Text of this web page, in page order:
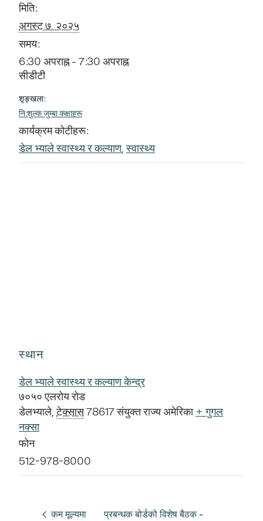
मिति:
अगस्ट ७, २०२५
समय:
6:30 अपराह्न - 7:30 अपराह्न
सीडीटी
शृङ्खला:
नि:शुल्क जुम्बा कक्षाहरू
कार्यक्रम कोटीहरू:
डेल भ्याले स्वास्थ्य र कल्याण,स्वास्थ्य
स्थान
डेल भ्याले स्वास्थ्य र कल्याण केन्द्र
७०५० एलरोय रोड
डेलभ्याले, टेक्सास78617संयुक्त राज्य अमेरिका + गुगल
नक्सा
फोन
512-978-8000
कम मूल्यमा
प्रबन्धक बोर्डको विशेष बैठक -